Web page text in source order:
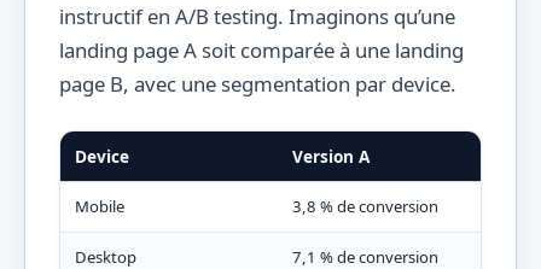
instructif en A/B testing. Imaginons qu’une
landing page A soit comparée à une landing
page B, avec une segmentation par device.
Device Version A
Mobile 3,8 % de conversion
Desktop 7,1 % de conversion